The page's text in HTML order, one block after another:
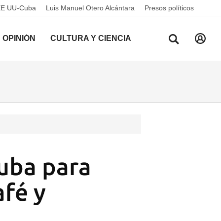
UU-Cuba Luis Manuel Otero Alcántara Presos políticos
OPINIÓN CULTURA Y CIENCIA
para
y